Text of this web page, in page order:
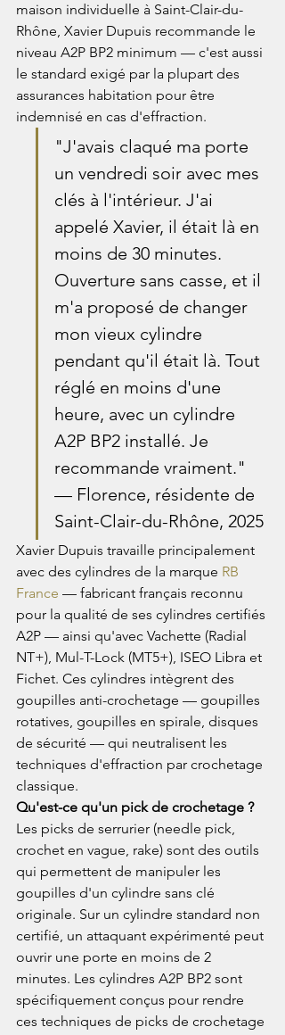
maison individuelle à Saint-Clair-du-
Rhône, Xavier Dupuis recommande le
niveau A2P BP2 minimum — c'est aussi
le standard exigé par la plupart des
assurances habitation pour être
indemnisé en cas d'effraction.
"J'avais claqué ma porte
un vendredi soir avec mes
clés à l'intérieur. J'ai
appelé Xavier, il était là en
moins de 30 minutes.
Ouverture sans casse, et il
m'a proposé de changer
mon vieux cylindre
pendant qu'il était là. Tout
réglé en moins d'une
heure, avec un cylindre
A2P BP2 installé. Je
recommande vraiment."
— Florence, résidente de
Saint-Clair-du-Rhône, 2025
Xavier Dupuis travaille principalement
avec des cylindres de la marque RB
France — fabricant français reconnu
pour la qualité de ses cylindres certifiés
A2P — ainsi qu'avec Vachette (Radial
NT+), Mul-T-Lock (MT5+), ISEO Libra et
Fichet. Ces cylindres intègrent des
goupilles anti-crochetage — goupilles
rotatives, goupilles en spirale, disques
de sécurité — qui neutralisent les
techniques d'effraction par crochetage
classique.
Qu'est-ce qu'un pick de crochetage ?
Les picks de serrurier (needle pick,
crochet en vague, rake) sont des outils
qui permettent de manipuler les
goupilles d'un cylindre sans clé
originale. Sur un cylindre standard non
certifié, un attaquant expérimenté peut
ouvrir une porte en moins de 2
minutes. Les cylindres A2P BP2 sont
spécifiquement conçus pour rendre
ces techniques de picks de crochetage